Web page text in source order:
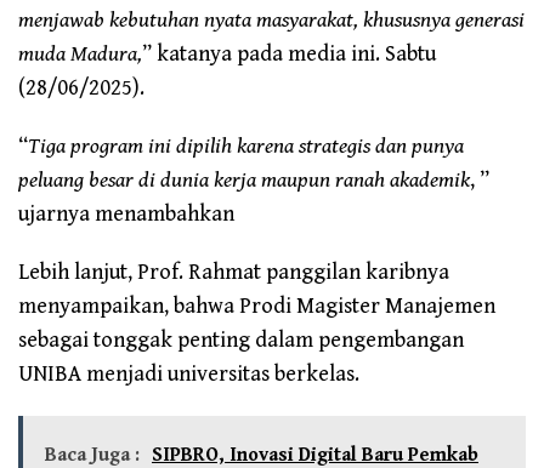
menjawab kebutuhan nyata masyarakat, khususnya generasi
muda Madura,” katanya pada media ini. Sabtu
(28/06/2025).
“Tiga program ini dipilih karena strategis dan punya
peluang besar di dunia kerja maupun ranah akademik, ”
ujarnya menambahkan
Lebih lanjut, Prof. Rahmat panggilan karibnya
menyampaikan, bahwa Prodi Magister Manajemen
sebagai tonggak penting dalam pengembangan
UNIBA menjadi universitas berkelas.
Baca Juga : SIPBRO, Inovasi Digital Baru Pemkab